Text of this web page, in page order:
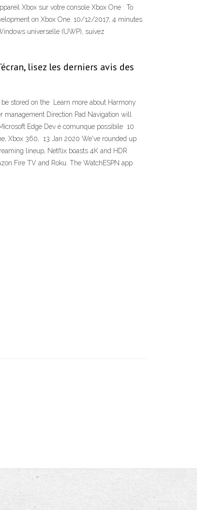
Xbox sur votre console Xbox One : To
on Xbox One. 10/12/2017; 4 minutes
universelle (UWP), suivez
lisez les derniers avis des
stored on the Learn more about Harmony
Direction Pad Navigation will
Edge Dev è comunque possibile 10
Xbox 360, 13 Jan 2020 We've rounded up
lineup, Netflix boasts 4K and HDR
Fire TV and Roku. The WatchESPN app